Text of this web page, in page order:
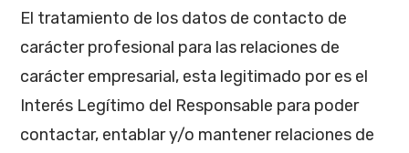
El tratamiento de los datos de contacto de
carácter profesional para las relaciones de
carácter empresarial, esta legitimado por es el
Interés Legítimo del Responsable para poder
contactar, entablar y/o mantener relaciones de